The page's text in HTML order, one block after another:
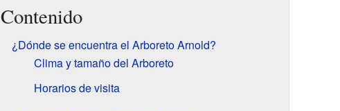
Contenido
¿Dónde se encuentra el Arboreto Arnold?
Clima y tamaño del Arboreto
Horarios de visita